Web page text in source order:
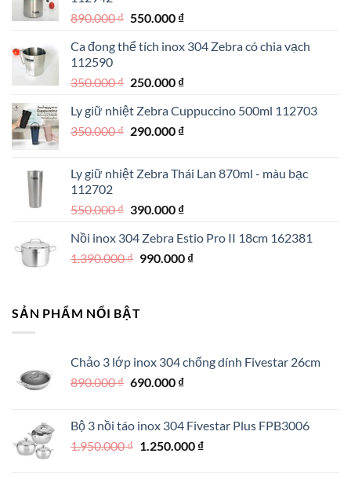
890.000₫ Giá
là:
550.000 ₫Giá
tại
550.000 ₫.
Ca đong thể tích inox 304 Zebra có chia vạch
112590
350.000₫ Giá
là:
350.000 ₫.
250.000 ₫Giá
tại
là:
Ly giữ nhiệt Zebra Cuppuccino 500ml 112703
350.000₫ Giá
350.000 ₫.
290.000 ₫Giá
là:
Ly giữ nhiệt Zebra Thái Lan 870ml - màu bạc
112702
550.000₫ Giá
là:
550.000 ₫.
390.000 ₫Giá
tại
là:
Nồi inox 304 Zebra Estio Pro II 18cm 162381
1.390.000₫ Giá
1.390.000 ₫.
990.000 ₫Giá
SẢN PHẨM NỔI BẬT
Chảo 3 lớp inox 304 chống dính Fivestar 26cm
890.000₫ Giá
890.000 ₫.
690.000 ₫Giá
là:
690.000 ₫.
Bộ 3 nồi táo inox 304 Fivestar Plus FPB3006
1.950.000₫ Giá
1.250.000 ₫Giá